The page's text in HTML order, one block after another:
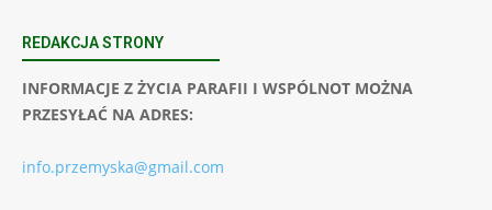
REDAKCJA STRONY
INFORMACJE Z ŻYCIA PARAFII I WSPÓLNOT MOŻNA
PRZESYŁAĆ NA ADRES:
info.przemyska@gmail.com